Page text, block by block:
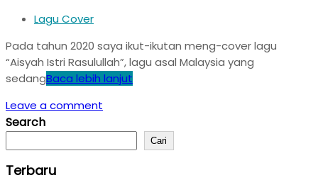
Lagu Cover
Pada tahun 2020 saya ikut-ikutan meng-cover lagu
“Aisyah Istri Rasulullah”, lagu asal Malaysia yang
sedangBaca lebih lanjut
Leave a comment
Search
Cari
Terbaru